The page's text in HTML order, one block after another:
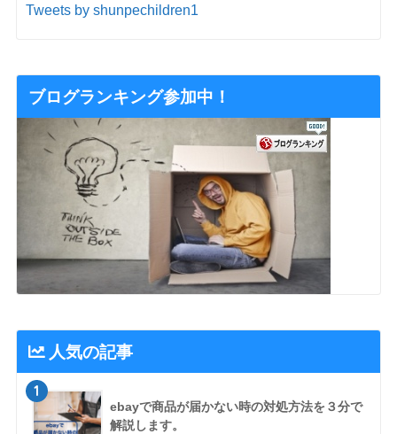
Tweets by shunpechildren1
ブログランキング参加中！
人気の記事
1
ebayで商品が届かない時の対処方法を３分で
解説します。